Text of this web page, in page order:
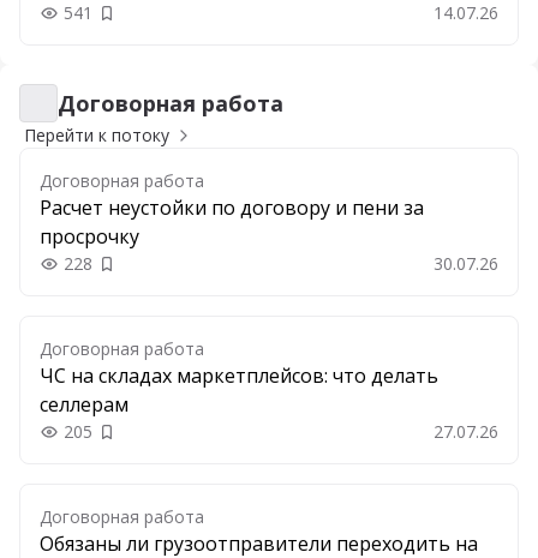
541 Добавить в закладки 14.07.26
Договорная работа
Договорная работа
Перейти к потоку
Договорная работа
Расчет неустойки по договору и пени за
просрочку
228 Добавить в закладки 30.07.26
Договорная работа
ЧС на складах маркетплейсов: что делать
селлерам
205 Добавить в закладки 27.07.26
Договорная работа
Обязаны ли грузоотправители переходить на